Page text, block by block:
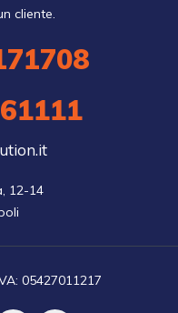
cliente.
12-14
05427011217